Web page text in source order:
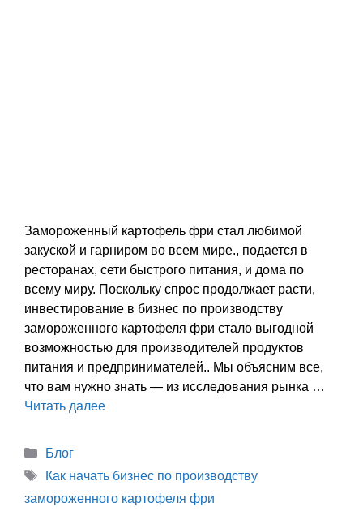
Замороженный картофель фри стал любимой
закуской и гарниром во всем мире., подается в
ресторанах, сети быстрого питания, и дома по
всему миру. Поскольку спрос продолжает расти,
инвестирование в бизнес по производству
замороженного картофеля фри стало выгодной
возможностью для производителей продуктов
питания и предпринимателей.. Мы объясним все,
что вам нужно знать — из исследования рынка …
Читать далее
Категории
Блог
Теги
Как начать бизнес по производству
замороженного картофеля фри